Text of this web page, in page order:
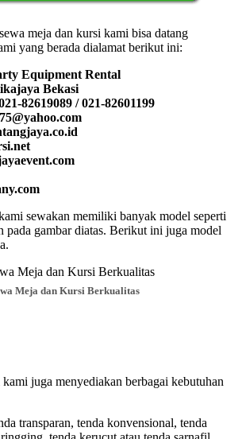
meja dan kursi kami bisa datang
yang berada dialamat berikut ini:
Equipment Rental
Bekasi
82619089 / 021-82601199
sewakan memiliki banyak model seperti
pada gambar diatas. Berikut ini juga model
Meja dan Kursi Berkualitas
juga menyediakan berbagai kebutuhan
transparan, tenda konvensional, tenda